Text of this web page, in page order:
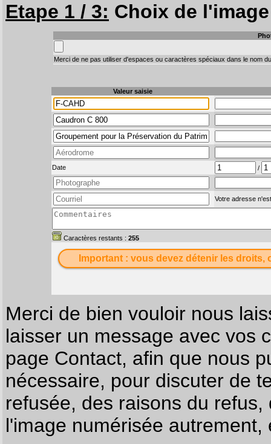
Etape 1 / 3: Choix de
Merci de ne pas utiliser d'espaces ou caractères spéciaux dans le nom
Valeur saisie
Date /
Votre adresse
Caractères restants : 255
Important : vous devez détenir les
Merci de bien vouloir nous
laisser un message avec vos
page Contact, afin que nous
nécessaire, pour discuter de
refusée, des raisons du
l'image numérisée autrement,